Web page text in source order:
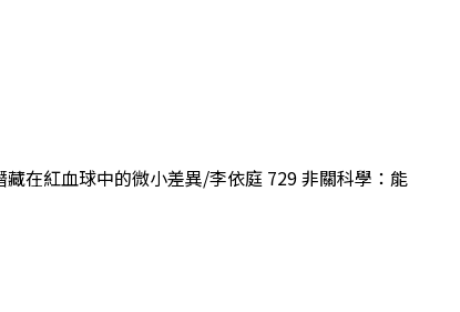
在紅血球中的微小差異/李依庭 729 非關科學：能